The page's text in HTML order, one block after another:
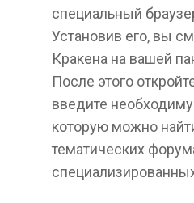
специальный
Установив его, вы
Кракена на вашей
После этого
введите
которую можно
тематических